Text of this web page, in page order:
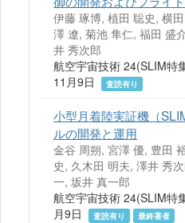
伊藤 琢博, 植田 聡史, 横
澤 遼, 菊池 隼仁, 福田 盛
井 秀次郎
航空宇宙技術 24(SLIM特
11月9日
査読有り
小型月着陸実証機（
ルの開発と運用
金谷 周朔, 宮澤 優, 豊田
史, 久木田 明夫, 澤井 秀
一, 坂井 真一郎
航空宇宙技術 24(SLIM特
月9日
査読有り 最終著者